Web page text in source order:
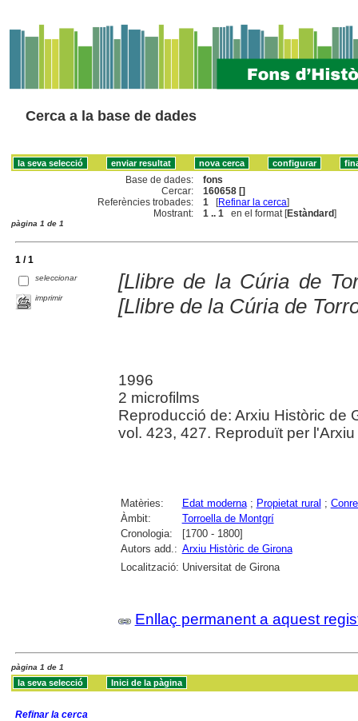
Cerca a la base de dades
Base de dades:
fons
Cercar:
160658 []
Referències trobades:
1 [Refinar la cerca]
Mostrant:
1 .. 1 en el format [Estàndard]
pàgina 1 de 1
1 / 1
seleccionar
imprimir
[Llibre de la Cúria de
[Llibre de la Cúria de
1996
2 microfilms
Reproducció de: Arxiu Històric de
vol. 423, 427. Reproduït per
Matèries: Edat moderna; Propietat rural ;
Àmbit:
Torroella de Montgrí
Cronologia:
[1700 - 1800]
Autors add.: Arxiu Històric de Girona
Localització: Universitat de Girona
Enllaç permanent a aquest
pàgina 1 de 1
Refinar la cerca